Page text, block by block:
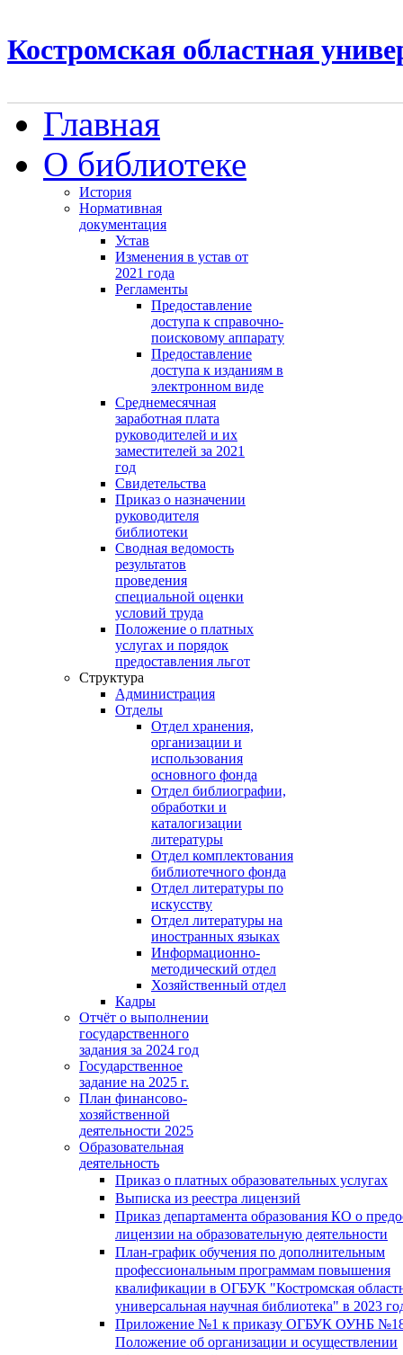
Костромская областная
Главная
О библиотеке
История
Нормативная
документация
Устав
Изменения в устав от
2021 года
Регламенты
Предоставление
доступа к справочно-
поисковому аппарату
Предоставление
доступа к изданиям в
электронном виде
Среднемесячная
заработная плата
руководителей и их
заместителей за 2021
год
Свидетельства
Приказ о назначении
руководителя
библиотеки
Сводная ведомость
результатов
проведения
специальной оценки
условий труда
Положение о платных
услугах и порядок
предоставления льгот
Структура
Администрация
Отделы
Отдел хранения,
организации и
использования
основного фонда
Отдел библиографии,
обработки и
каталогизации
литературы
Отдел комплектования
библиотечного фонда
Отдел литературы по
искусству
Отдел литературы на
иностранных языках
Информационно-
методический отдел
Хозяйственный отдел
Кадры
Отчёт о выполнении
государственного
задания за 2024 год
Государственное
задание на 2025 г.
План финансово-
хозяйственной
деятельности 2025
Образовательная
деятельность
Приказ о платных образовательных услугах
Выписка из реестра лицензий
Приказ департамента образования КО о
лицензии на образовательную деятельности
План-график обучения по дополнительным
профессиональным программам повышения
квалификации в ОГБУК "Костромская
универсальная научная библиотека" в 2023
Приложение №1 к приказу ОГБУК ОУНБ
Положение об организации и осуществлении